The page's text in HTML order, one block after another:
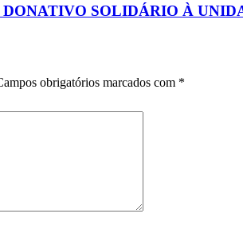
SOLIDÁRIO À
obrigatórios marcados com *